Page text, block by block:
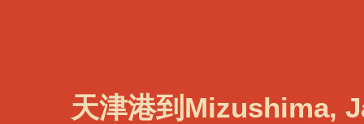
天津港到Mizushima,